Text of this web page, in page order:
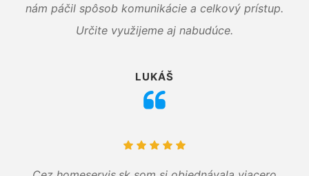
nám páčil spôsob komunikácie a celkový prístup.
Určite využijeme aj nabudúce.
LUKÁŠ